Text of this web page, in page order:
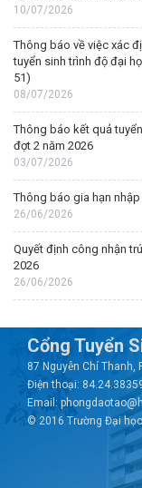
10/07/2026
Thông báo về việc xác
tuyển sinh trình độ đại
51)
08/07/2026
Thông báo kết quả
đợt 2 năm 2026
03/07/2026
Thông báo gia hạn
26/06/2026
Quyết định công nhận
2026
26/06/2026
Cổng Tuyển
87 Nguyễn Chí Thanh,
Điện thoại:
Email:
© 2016 Trường Đại